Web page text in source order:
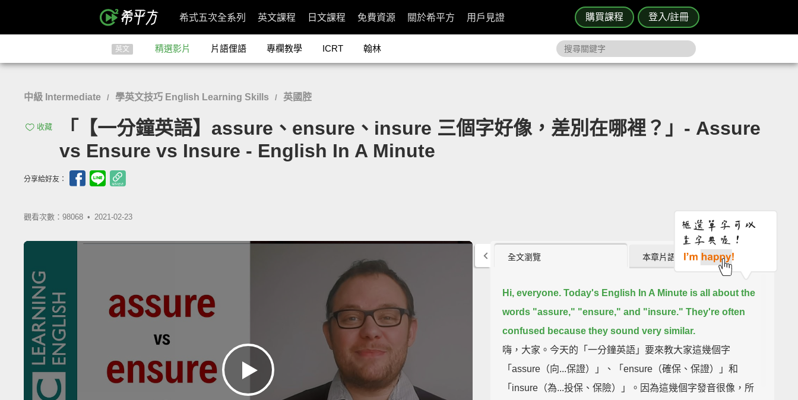
購買課程 登入/註冊
希式五次全系列 英文課程 日文課程 免費資源 關於希平方 用戶見證
英文 精選影片 片語俚語 專欄教學 ICRT 翰林
中級 Intermediate / 學英文技巧 English Learning Skills / 英國腔
收藏
「【一分鐘英語】assure、ensure、insure 三個字好像，差別在哪裡？」- Assure
vs Ensure vs Insure - English In A Minute
分享給好友：
觀看次數：98068 • 2021-02-23
全文瀏覽 本章片語 (0)
Hi, everyone. Today's English In A Minute is all about the
words "assure," "ensure," and "insure." They're often
confused because they sound very similar.
嗨，大家。今天的「一分鐘英語」要來教大家這幾個字
「assure（向...保證）」、「ensure（確保、保證）」和
「insure（為...投保、保險）」。因為這幾個字發音很像，所